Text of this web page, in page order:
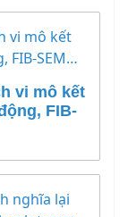
vi mô kết
FIB-